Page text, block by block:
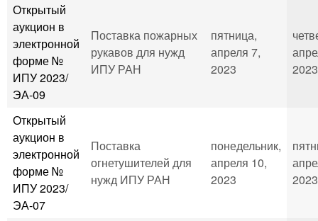
Открытый
аукцион в
электронной
форме №
ИПУ 2023/
ЭА-09
Поставка пожарных
рукавов для нужд
ИПУ РАН
пятница,
апреля 7,
2023
Открытый
аукцион в
электронной
форме №
ИПУ 2023/
ЭА-07
Поставка
огнетушителей для
нужд ИПУ РАН
понедельник,
апреля 10,
2023